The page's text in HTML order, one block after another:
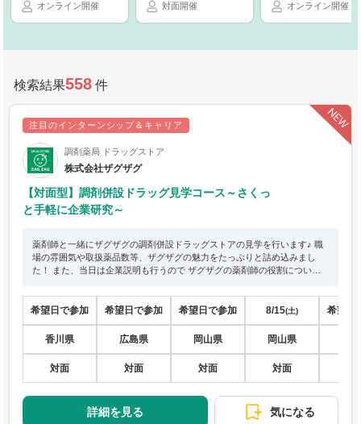
オンライン開催
対面開催
オンライン開催
検索結果558 件
注目のインターンシップ＆キャリア
調剤薬局 ドラッグストア
株式会社ザグザグ
【対面型】調剤併設ドラッグ見学コース～さくっ
と手軽に企業研究～
薬剤師と一緒にザグザグの調剤併設ドラッグストアの見学を行います♪ 職
場の雰囲気や取扱薬品数等、ザグザグの魅力をたっぷりと詰め込みまし
た！ また、当日は企業説明も行うので ザグザグの薬剤師の役割について
希望日で参加
香川県
対面
希望日で参加
広島県
対面
希望日で参加
岡山県
対面
8/15(土)
岡山県
対面
希望日
詳細を見る 気になる